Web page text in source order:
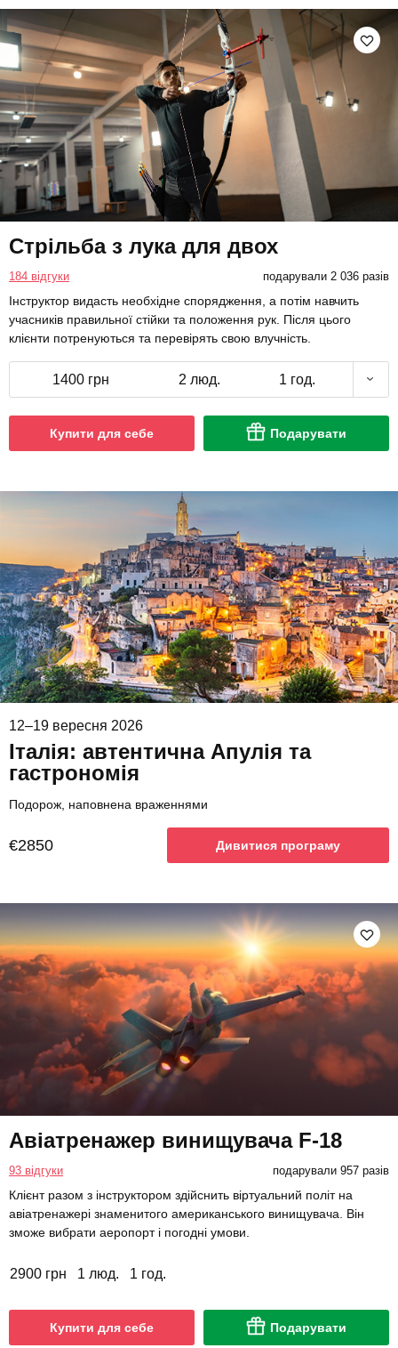
Стрільба з лука для двох
184 відгуки подарували 2 036 разів
Інструктор видасть необхідне спорядження, а потім навчить
учасників правильної стійки та положення рук. Після цього
клієнти потренуються та перевірять свою влучність.
1400 грн 2 люд. 1 год.
Купити для себе Подарувати
12–19 вересня 2026
Італія: автентична Апулія та
гастрономія
Подорож, наповнена враженнями
€2850 Дивитися програму
Авіатренажер винищувача F-18
93 відгуки подарували 957 разів
Клієнт разом з інструктором здійснить віртуальний політ на
авіатренажері знаменитого американського винищувача. Він
зможе вибрати аеропорт і погодні умови.
2900 грн 1 люд. 1 год.
Купити для себе Подарувати